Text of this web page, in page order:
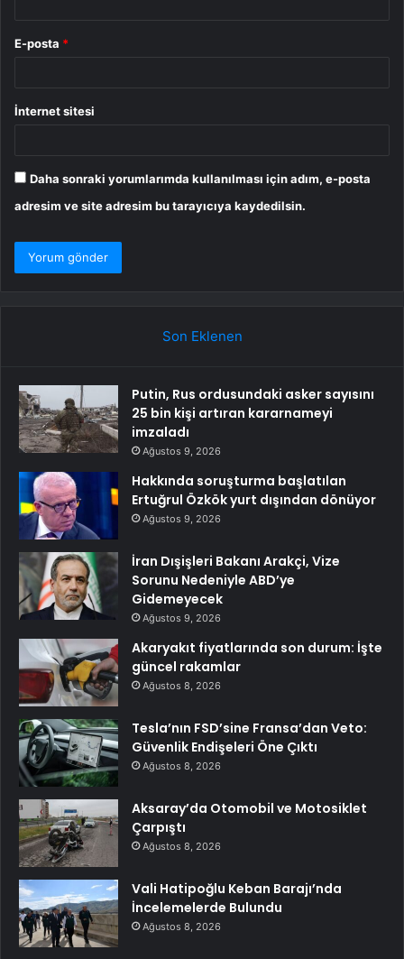
E-posta *
İnternet sitesi
Daha sonraki yorumlarımda kullanılması için adım, e-posta
adresim ve site adresim bu tarayıcıya kaydedilsin.
Son Eklenen
Putin, Rus ordusundaki asker sayısını
25 bin kişi artıran kararnameyi
imzaladı
Ağustos 9, 2026
Hakkında soruşturma başlatılan
Ertuğrul Özkök yurt dışından dönüyor
Ağustos 9, 2026
İran Dışişleri Bakanı Arakçi, Vize
Sorunu Nedeniyle ABD’ye
Gidemeyecek
Ağustos 9, 2026
Akaryakıt fiyatlarında son durum: İşte
güncel rakamlar
Ağustos 8, 2026
Tesla’nın FSD’sine Fransa’dan Veto:
Güvenlik Endişeleri Öne Çıktı
Ağustos 8, 2026
Aksaray’da Otomobil ve Motosiklet
Çarpıştı
Ağustos 8, 2026
Vali Hatipoğlu Keban Barajı’nda
İncelemelerde Bulundu
Ağustos 8, 2026